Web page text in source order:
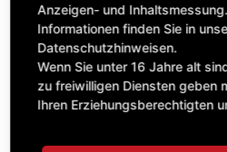
0,00 £
exkl. MwSt.
IN DEN
Anzeigen- und
Informationen finden Sie in
Datenschutzhinweisen.
Wenn Sie unter 16 Jahre alt
zu freiwilligen Diensten geben
Ihren Erziehungsberechtigten